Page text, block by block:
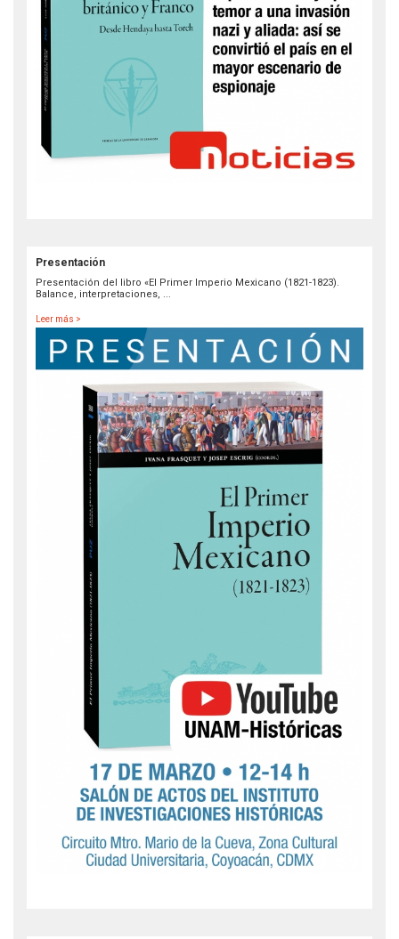
Presentación
Presentación del libro «El Primer Imperio Mexicano (1821-1823).
Balance, interpretaciones, ...
Leer más >